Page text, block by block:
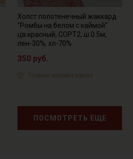
Холст полотенечный жаккард
"Ромбы на белом с каймой"
цв.красный, СОРТ2, ш.0.5м,
лен-30%, хл-70%
350 руб.
Только онлайн-заказ
ПОСМОТРЕТЬ ЕЩЕ